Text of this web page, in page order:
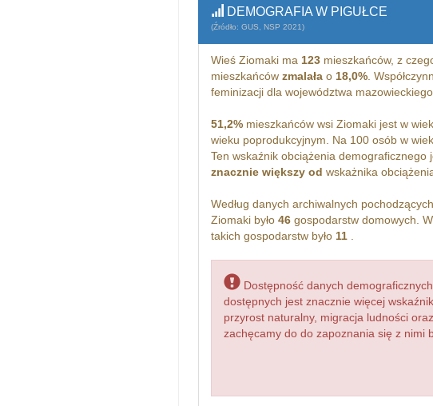
DEMOGRAFIA W PIGUŁCE
(Źródło: GUS, NSP 2021)
Wieś Ziomaki ma 123mieszkańców, z
mieszkańców zmalałao 18,0%.
feminizacji dla województwa
51,2%mieszkańców wsi Ziomaki jest w
wieku poprodukcyjnym. Na 100 osób w
Ten wskaźnik obciążenia demograficznego
znacznie większy od wskażnika
Według danych archiwalnych
Ziomaki było 46gospodarstw domowych.
takich gospodarstw było 11.
Dostępność danych
dostępnych jest znacznie więcej
przyrost naturalny, migracja ludności
zachęcamy do do zapoznania się z nimi